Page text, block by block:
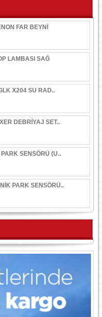
FAR BEYNİ
LAMBASI SAĞ
X204 SU RAD..
DEBRİYAJ SET..
SENSÖRÜ (U..
PARK SENSÖRÜ..